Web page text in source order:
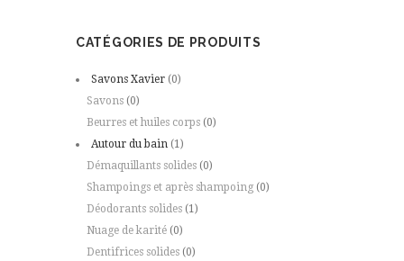
CATÉGORIES DE PRODUITS
Savons Xavier (0)
Savons (0)
Beurres et huiles corps (0)
Autour du bain (1)
Démaquillants solides (0)
Shampoings et après shampoing (0)
Déodorants solides (1)
Nuage de karité (0)
Dentifrices solides (0)